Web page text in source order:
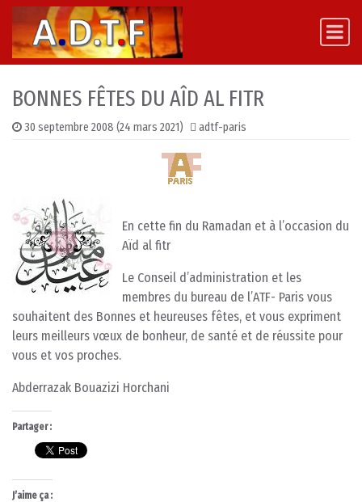
Skip to content
Main Navigation
BONNES FÊTES DU AÎD AL FITR
30 septembre 2008 (24 mars 2021) adtf-paris
En cette fin du Ramadan et à l’occasion du
Aïd al fitr
Le Conseil d’administration et les
membres du bureau de l’ATF- Paris vous
souhaitent des Bonnes et heureuses fêtes, et vous expriment
leurs meilleurs vœux de bonheur, de santé et de réussite pour
vous et vos proches.
Abderrazak Bouazizi Horchani
Partager :
J’aime ça :